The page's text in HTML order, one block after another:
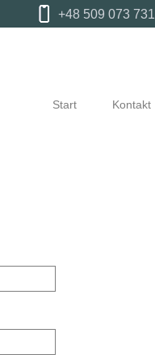
+48 509 073 731
Start Kontakt